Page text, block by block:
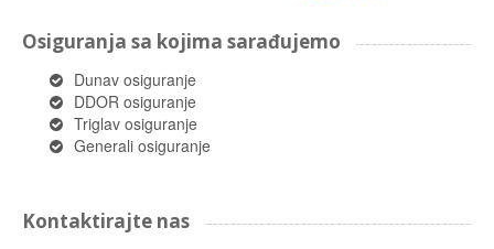
Osiguranja sa kojima sarađujemo
Dunav osiguranje
DDOR osiguranje
Triglav osiguranje
Generali osiguranje
Kontaktirajte nas